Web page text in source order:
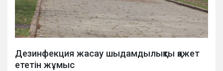
Дезинфекция жасау шыдамдылықты қажет
ететін жұмыс